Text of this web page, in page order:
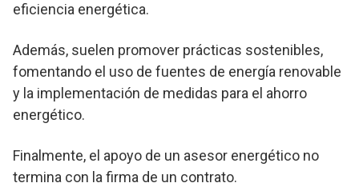
eficiencia energética.
Además, suelen promover prácticas sostenibles,
fomentando el uso de fuentes de energía renovable
y la implementación de medidas para el ahorro
energético.
Finalmente, el apoyo de un asesor energético no
termina con la firma de un contrato.